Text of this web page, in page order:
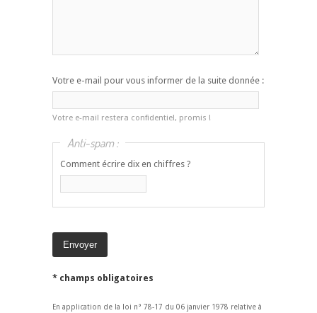
Votre e-mail pour vous informer de la suite donnée :
Votre e-mail restera confidentiel, promis !
Anti-spam :
Comment écrire dix en chiffres ?
* champs obligatoires
En application de la loi n° 78-17 du 06 janvier 1978 relative à